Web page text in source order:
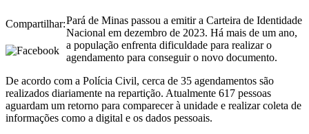
Compartilhar:Pará de Minas passou a emitir a Carteira de Identidade
Nacional em dezembro de 2023. Há mais de um ano,
a população enfrenta dificuldade para realizar o
agendamento para conseguir o novo documento.
De acordo com a Polícia Civil, cerca de 35 agendamentos são
realizados diariamente na repartição. Atualmente 617 pessoas
aguardam um retorno para comparecer à unidade e realizar coleta de
informações como a digital e os dados pessoais.